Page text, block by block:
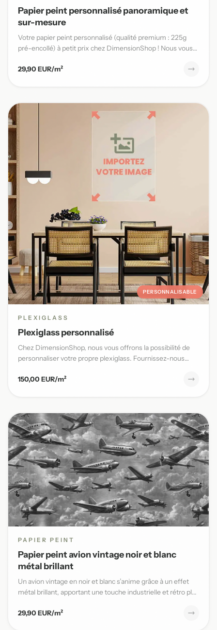
Papier peint personnalisé panoramique et
sur-mesure
Votre papier peint personnalisé (qualité premium : 225g
pré-encollé) à petit prix chez DimensionShop ! Nous vous
29,90 EUR/m²
PERSONNALISABLE
PLEXIGLASS
Plexiglass personnalisé
Chez DimensionShop, nous vous offrons la possibilité de
personnaliser votre propre plexiglass. Fournissez-nous
150,00 EUR/m²
PAPIER PEINT
Papier peint avion vintage noir et blanc
métal brillant
Un avion vintage en noir et blanc s’anime grâce à un effet
métal brillant, apportant une touche industrielle et rétro pl...
29,90 EUR/m²